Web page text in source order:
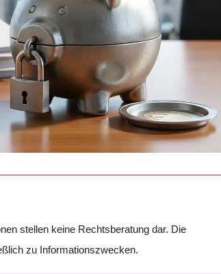
stellen keine Rechtsberatung dar. Die
zu Informationszwecken.